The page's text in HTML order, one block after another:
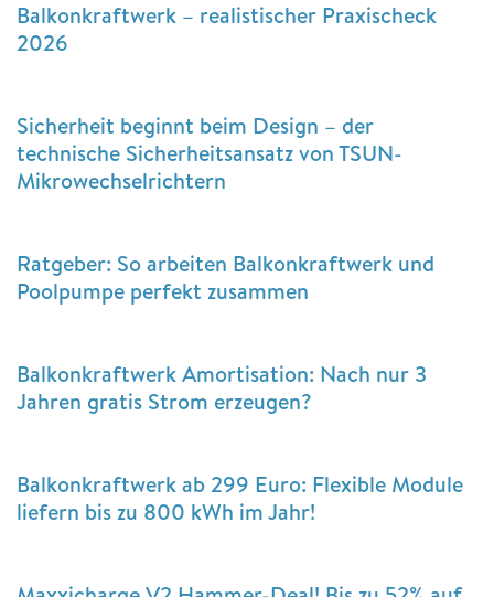
Balkonkraftwerk – realistischer Praxischeck
2026
Sicherheit beginnt beim Design – der
technische Sicherheitsansatz von TSUN-
Mikrowechselrichtern
Ratgeber: So arbeiten Balkonkraftwerk und
Poolpumpe perfekt zusammen
Balkonkraftwerk Amortisation: Nach nur 3
Jahren gratis Strom erzeugen?
Balkonkraftwerk ab 299 Euro: Flexible Module
liefern bis zu 800 kWh im Jahr!